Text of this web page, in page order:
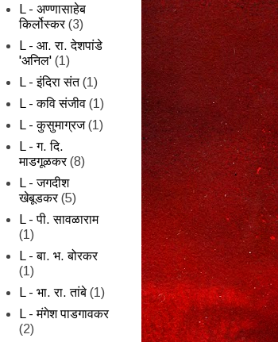
L - अण्णासाहेब
किर्लोस्कर (3)
L - आ. रा. देशपांडे
'अनिल' (1)
L - इंदिरा संत (1)
L - कवि संजीव (1)
L - कुसुमाग्रज (1)
L - ग. दि.
माडगूळकर (8)
L - जगदीश
खेबूडकर (5)
L - पी. सावळाराम
(1)
L - बा. भ. बोरकर
(1)
L - भा. रा. तांबे (1)
L - मंगेश पाडगावकर
(2)